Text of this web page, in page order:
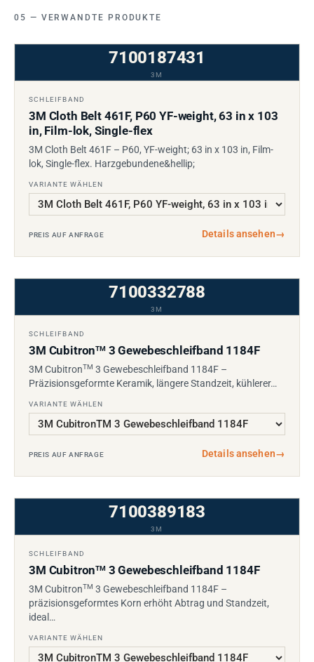
VERWANDTE PRODUKTE
7100187431
3M
SCHLEIFBAND
3M Cloth Belt 461F, P60 YF-weight, 63 in x 103
in, Film-lok, Single-flex
3M Cloth Belt 461F – P60, YF-weight; 63 in x 103 in, Film-
lok, Single-flex. Harzgebundene&hellip;
VARIANTE WÄHLEN
PREIS AUF ANFRAGE Details ansehen→
7100332788
3M
SCHLEIFBAND
3M CubitronTM3 Gewebeschleifband 1184F
3M CubitronTM 3 Gewebeschleifband 1184F –
Präzisionsgeformte Keramik, längere Standzeit, kühlerer…
VARIANTE WÄHLEN
PREIS AUF ANFRAGE Details ansehen→
7100389183
3M
SCHLEIFBAND
3M CubitronTM3 Gewebeschleifband 1184F
3M CubitronTM 3 Gewebeschleifband 1184F –
präzisionsgeformtes Korn erhöht Abtrag und Standzeit,
ideal…
VARIANTE WÄHLEN